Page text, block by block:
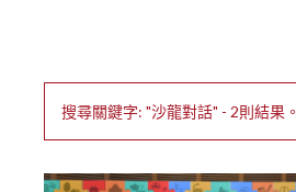
搜尋關鍵字: "沙龍對話" - 2則結果。